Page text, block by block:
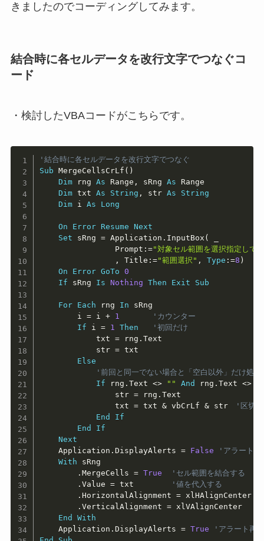
きましたのでコーディングしてみます。
結合時に各セルデータを改行文字でつなぐコ
ード
・検討したVBAコードがこちらです。
'結合時に各セルデータを改行文字でつなぐ
Sub MergeCellsCrLf ( )
Dim rng As Range , sRng As Range
Dim txt As String , str As
String
Dim i As Long
On Error Resume
Next
Set sRng = Application . InputBox (
                Prompt
:="対象セル範囲を選択指定して
,
Title :="範囲選択" , Type :=8 )
On
Error GoTo
0
If sRng Is Nothing Then Exit Sub
For Each rng In sRng
        i
= i + 1
'カウンター
If i = 1 Then
'初回だけ
            txt
= rng .Text
            str
= txt
Else
'前回と同一でない場合と「空白以外」だけ処
If rng .Text <> "" And rng .Text <>
                str
= rng .Text
                txt
= txt & vbCrLf & str
'区切
End
If
End
If
Next
    Application
.DisplayAlerts = False
'アラートを
With sRng
.MergeCells = True
'セル範囲を結合する
.Value = txt
'値を代入する
.HorizontalAlignment = xlHAlignCenter
.VerticalAlignment = xlVAlignCenter
End
With
    Application
.DisplayAlerts = True
'アラート再